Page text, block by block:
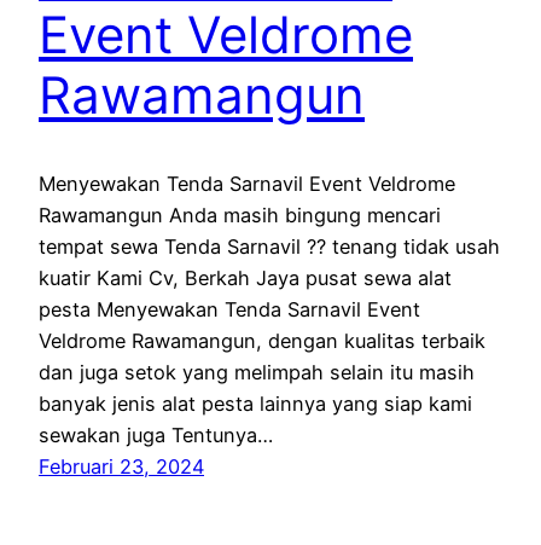
Event Veldrome
Rawamangun
Menyewakan Tenda Sarnavil Event Veldrome
Rawamangun Anda masih bingung mencari
tempat sewa Tenda Sarnavil ?? tenang tidak usah
kuatir Kami Cv, Berkah Jaya pusat sewa alat
pesta Menyewakan Tenda Sarnavil Event
Veldrome Rawamangun, dengan kualitas terbaik
dan juga setok yang melimpah selain itu masih
banyak jenis alat pesta lainnya yang siap kami
sewakan juga Tentunya…
Februari 23, 2024